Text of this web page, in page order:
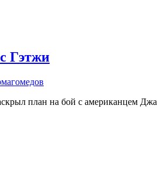
Гэтжи
план на бой с американцем